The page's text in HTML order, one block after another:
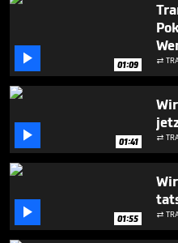
 01:09 
 01:41 
 01:55 